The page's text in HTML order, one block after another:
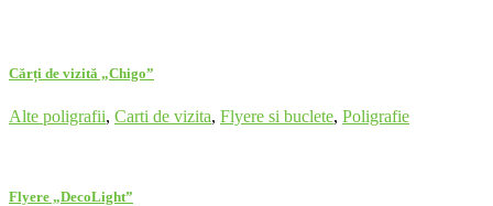
Cărți de vizită „Chigo”
Alte poligrafii, Carti de vizita, Flyere si buclete, Poligrafie
Flyere „DecoLight”